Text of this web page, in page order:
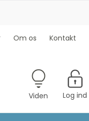
Om os Kontakt
Viden Log ind